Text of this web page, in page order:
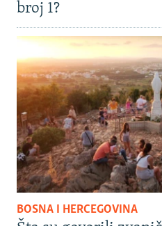
broj 1?
BOSNA I HERCEGOVINA